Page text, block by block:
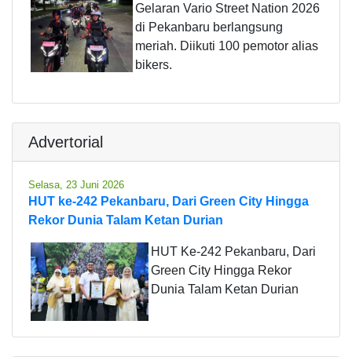
Gelaran Vario Street Nation 2026
di Pekanbaru berlangsung
meriah. Diikuti 100 pemotor alias
bikers.
Advertorial
Selasa, 23 Juni 2026
HUT ke-242 Pekanbaru, Dari Green City Hingga
Rekor Dunia Talam Ketan Durian
HUT Ke-242 Pekanbaru, Dari
Green City Hingga Rekor
Dunia Talam Ketan Durian